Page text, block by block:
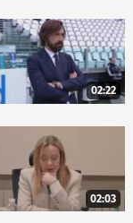
02:22
02:03